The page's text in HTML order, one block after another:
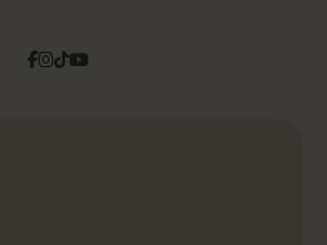
Facebook
Instagram
TiktokPinterest
YouTube